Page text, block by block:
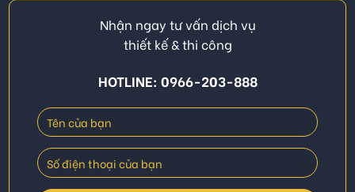
Nhận ngay tư vấn dịch vụ
thiết kế & thi công
HOTLINE: 0966-203-888